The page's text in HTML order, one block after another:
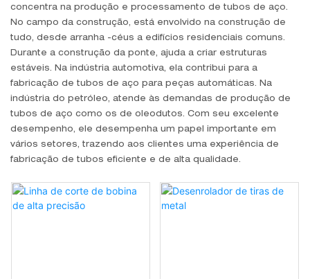
concentra na produção e processamento de tubos de aço.
No campo da construção, está envolvido na construção de
tudo, desde arranha -céus a edifícios residenciais comuns.
Durante a construção da ponte, ajuda a criar estruturas
estáveis. Na indústria automotiva, ela contribui para a
fabricação de tubos de aço para peças automáticas. Na
indústria do petróleo, atende às demandas de produção de
tubos de aço como os de oleodutos. Com seu excelente
desempenho, ele desempenha um papel importante em
vários setores, trazendo aos clientes uma experiência de
fabricação de tubos eficiente e de alta qualidade.